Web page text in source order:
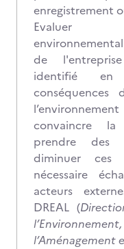
enregistrement
Evaluer
de
identifié
conséquences
convaincre
prendre des
diminuer
nécessaire
acteurs
DREAL (
l’Aménagement